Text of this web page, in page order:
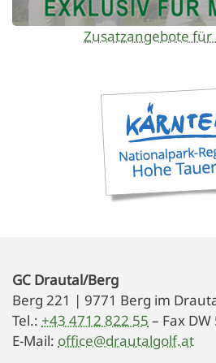
Zusatzangebote
GC Drautal/Berg
Berg 221 | 9771 Berg im
Tel.: +43 4712 822 55 – Fax DW
E-Mail: office@drautalgolf.at